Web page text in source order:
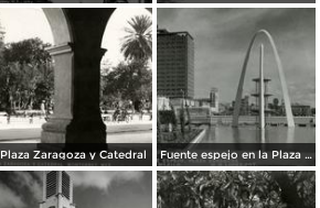
Plaza Zaragoza y Catedral Fuente espejo en la Plaza Zaragoza